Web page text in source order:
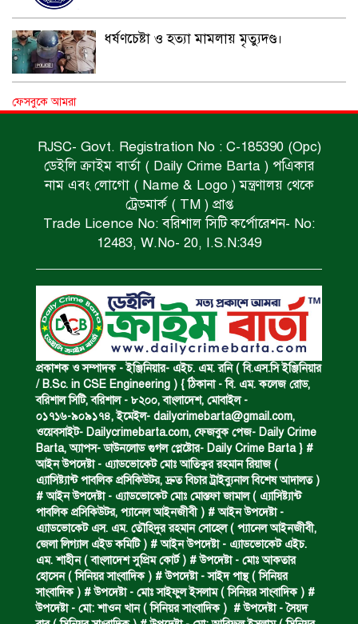
ধর্ষণচেষ্টা ও হত্যা মামলায় মৃত্যুদণ্ড।
সড়ক দুর্ঘটনায় বাসচাপায় মৃত্যুর ঘটনা।
বিজিবি’র অভিযানে ইয়াবা জব্দ।
অপহৃত রোহিঙ্গা উদ্ধার।
পানিতে ডুবে এক ছাত্রের মৃত্যু।
ঝুলন্ত মরদেহ উদ্ধার।
অবৈধ ঘের নির্মাণে আটক।
একজন সড়ক দুর্ঘটনায় নিহত ও দুইজন আহত।
ডাকাত দলের সদস্য গ্রেফতার।
ফেসবুকে আমরা
RJSC- Govt. Registration No : C-185390 (Opc)
ডেইলি ক্রাইম বার্তা ( Daily Crime Barta ) পএিকার
নাম এবং লোগো ( Name & Logo ) মন্ত্রণালয় থেকে
ট্রেডমার্ক ( TM ) প্রাপ্ত
Trade Licence No: বরিশাল সিটি কর্পোরেশন- No:
12483, W.No- 20, I.S.N:349
প্রকাশক ও সম্পাদক - ইঞ্জিনিয়ার- এইচ. এম. রনি ( বি.এস.সি ইঞ্জিনিয়ার
/ B.Sc. in CSE Engineering ) { ঠিকানা - বি. এম. কলেজ রোড,
বরিশাল সিটি, বরিশাল - ৮২০০, বাংলাদেশ, মোবাইল -
০১৭১৬-৯০৯১৭৪, ইমেইল- dailycrimebarta@gmail.com,
ওয়েবসাইট- Dailycrimebarta.com, ফেজবুক পেজ- Daily Crime
Barta, অ‍্যাপস- ডাউনলোড গুগল প্লেষ্টোর- Daily Crime Barta } #
আইন উপদেষ্টা - এ্যাডভোকেট মোঃ আতিকুর রহমান রিয়াজ (
এ‍্যাসিষ্ট‍্যান্ট পাবলিক প্রসিকিউটর, দ্রুত বিচার ট্রাইব্যুনাল বিশেষ আদালত )
# আইন উপদেষ্টা - এ্যাডভোকেট মোঃ মোস্তফা জামাল ( এ‍্যাসিষ্ট‍্যান্ট
পাবলিক প্রসিকিউটর, প‍্যানেল আইনজীবী ) # আইন উপদেষ্টা -
এ্যাডভোকেট এস. এম. তৌহিদুর রহমান সোহেল ( প‍্যানেল আইনজীবী,
জেলা লিগ্যাল এইড কমিটি ) # আইন উপদেষ্টা - এ্যাডভোকেট এইচ.
এম. শাহীন ( বাংলাদেশ সুপ্রিম কোর্ট ) # উপদেষ্টা - মোঃ আকতার
হোসেন ( সিনিয়র সাংবাদিক ) # উপদেষ্টা - সাইদ পান্থ ( সিনিয়র
সাংবাদিক ) # উপদেষ্টা - মোঃ সাইফুল ইসলাম ( সিনিয়র সাংবাদিক ) #
উপদেষ্টা - মো: শাওন খান ( সিনিয়র সাংবাদিক ) # উপদেষ্টা - সৈয়দ